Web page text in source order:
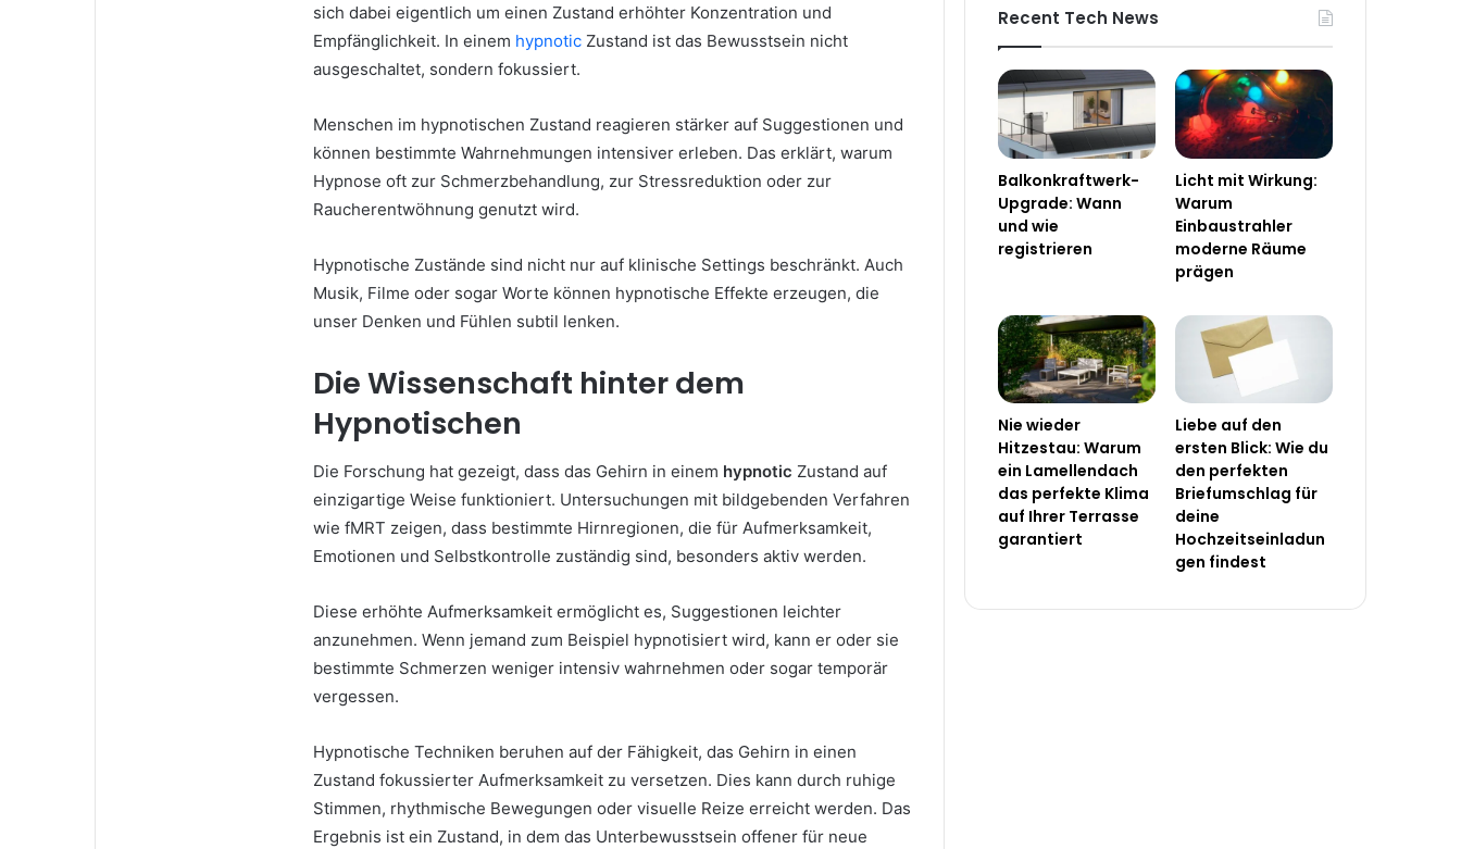
sich dabei eigentlich um einen Zustand erhöhter Konzentration und
Empfänglichkeit. In einem hypnotic Zustand ist das Bewusstsein nicht
ausgeschaltet, sondern fokussiert.
Menschen im hypnotischen Zustand reagieren stärker auf Suggestionen und
können bestimmte Wahrnehmungen intensiver erleben. Das erklärt, warum
Hypnose oft zur Schmerzbehandlung, zur Stressreduktion oder zur
Raucherentwöhnung genutzt wird.
Hypnotische Zustände sind nicht nur auf klinische Settings beschränkt. Auch
Musik, Filme oder sogar Worte können hypnotische Effekte erzeugen, die
unser Denken und Fühlen subtil lenken.
Die Wissenschaft hinter dem
Hypnotischen
Die Forschung hat gezeigt, dass das Gehirn in einem hypnotic Zustand auf
einzigartige Weise funktioniert. Untersuchungen mit bildgebenden Verfahren
wie fMRT zeigen, dass bestimmte Hirnregionen, die für Aufmerksamkeit,
Emotionen und Selbstkontrolle zuständig sind, besonders aktiv werden.
Diese erhöhte Aufmerksamkeit ermöglicht es, Suggestionen leichter
anzunehmen. Wenn jemand zum Beispiel hypnotisiert wird, kann er oder sie
bestimmte Schmerzen weniger intensiv wahrnehmen oder sogar temporär
vergessen.
Hypnotische Techniken beruhen auf der Fähigkeit, das Gehirn in einen
Zustand fokussierter Aufmerksamkeit zu versetzen. Dies kann durch ruhige
Stimmen, rhythmische Bewegungen oder visuelle Reize erreicht werden. Das
Ergebnis ist ein Zustand, in dem das Unterbewusstsein offener für neue
Recent Tech News
Balkonkraftwerk-
Upgrade: Wann
und wie
registrieren
Licht mit Wirkung:
Warum
Einbaustrahler
moderne Räume
prägen
Nie wieder
Hitzestau: Warum
ein Lamellendach
das perfekte Klima
auf Ihrer Terrasse
garantiert
Liebe auf den
ersten Blick: Wie du
den perfekten
Briefumschlag für
deine
Hochzeitseinladun
gen findest